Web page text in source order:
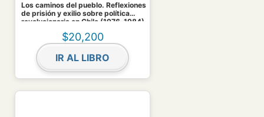
Los caminos del pueblo. Reflexiones
de prisión y exilio sobre política
revolucionaria en Chile (1976-1984).
$20,200
IR AL LIBRO